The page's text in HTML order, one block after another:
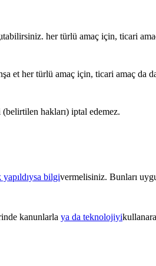
her türlü amaç için, ticari
et her türlü amaç için, ticari amaç da
hakları) iptal edemez.
bilgivermelisiniz. Bunları
kanunlarla ya da teknolojiyi